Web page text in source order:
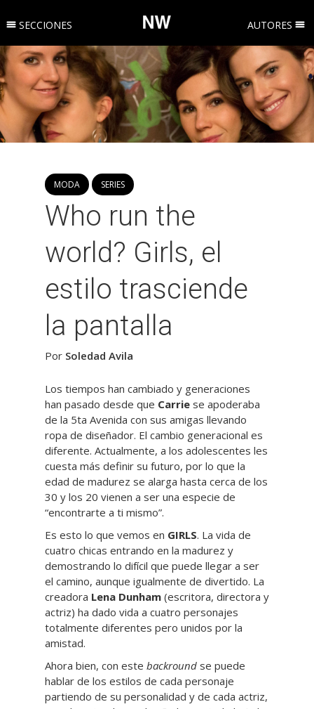
SECCIONES AUTORES
MODA SERIES
Who run the
world? Girls, el
estilo trasciende
la pantalla
Por Soledad Avila
Los tiempos han cambiado y generaciones
han pasado desde que Carrie se apoderaba
de la 5ta Avenida con sus amigas llevando
ropa de diseñador. El cambio generacional es
diferente. Actualmente, a los adolescentes les
cuesta más definir su futuro, por lo que la
edad de madurez se alarga hasta cerca de los
30 y los 20 vienen a ser una especie de
“encontrarte a ti mismo”.
Es esto lo que vemos en GIRLS. La vida de
cuatro chicas entrando en la madurez y
demostrando lo difícil que puede llegar a ser
el camino, aunque igualmente de divertido. La
creadora Lena Dunham (escritora, directora y
actriz) ha dado vida a cuatro personajes
totalmente diferentes pero unidos por la
amistad.
Ahora bien, con este backround se puede
hablar de los estilos de cada personaje
partiendo de su personalidad y de cada actriz,